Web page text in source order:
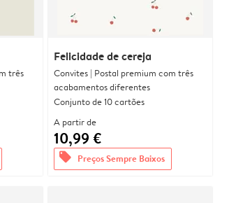
três
Felicidade de cereja
Convites | Postal premium com três
acabamentos diferentes
Conjunto de 10 cartões
A partir de
10,99 €
offers Preços Sempre Baixos